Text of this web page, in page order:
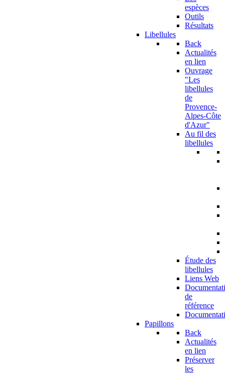
espèces
Outils
Résultats
Libellules
Back
Actualités
en lien
Ouvrage
"Les
libellules
de
Provence-
Alpes-Côte
d'Azur"
Au fil des
libellules
Étude des
libellules
Liens Web
de
référence
Papillons
Back
Actualités
en lien
Préserver
les